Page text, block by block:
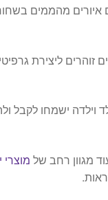
איורים מהממים
5 צבעים זוהרים ליצירת
וילדה ישמחו לקבל
מגוון רחב של מוצרי